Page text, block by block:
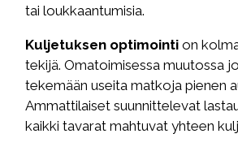
tai loukkaantumisia.
Kuljetuksen optimointi on
tekijä. Omatoimisessa muutossa
tekemään useita matkoja pienen
Ammattilaiset suunnittelevat
kaikki tavarat mahtuvat yhteen